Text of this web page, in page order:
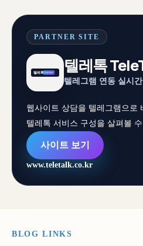
PARTNER SITE
텔레톡
텔레그램 연동 실시
웹사이트 상담을 텔레그램으로
텔레톡 서비스 구성을 살펴볼
사이트 보기
www.teletalk.co.kr
BLOG LINKS